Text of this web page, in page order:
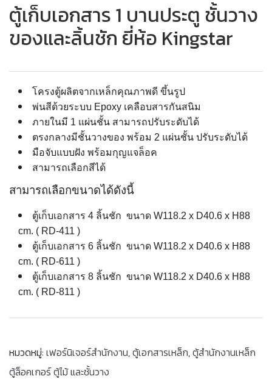
ตู้เก็บเอกสาร 1 บานประตู ชั้นวาง
ของและลิ้นชัก ยี่ห้อ Kingstar
โครงตู้ผลิตจากเหล็กคุณภาพดี ขึ้นรูป
พ่นสีด้วยระบบ Epoxy เคลือบสารกันสนิม
ภายในมี 1 แผ่นชั้น สามารถปรับระดับได้
ตรงกลางมีชั้นวางของ พร้อม 2 แผ่นชั้น ปรับระดับได้
มือจับแบบฝัง พร้อมกุญแจล็อค
สามารถเลือกสีได้
สามารถเลือกขนาดได้ดังนี้
ตู้เก็บเอกสาร 4 ลิ้นชัก ขนาด W118.2 x D40.6 x H88
cm. ( RD-411 )
ตู้เก็บเอกสาร 6 ลิ้นชัก ขนาด W118.2 x D40.6 x H88
cm. ( RD-611 )
ตู้เก็บเอกสาร 8 ลิ้นชัก ขนาด W118.2 x D40.6 x H88
cm. ( RD-811 )
หมวดหมู่: เฟอร์นิเจอร์สำนักงาน,ตู้เอกสารเหล็ก,ตู้สำนักงานเหล็ก
ตู้ล็อคเกอร์ ตู้ไม้ และชั้นวาง